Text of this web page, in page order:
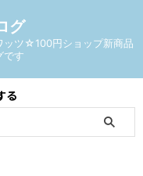
グ
ッツ☆100円ショップ新商品
です
る